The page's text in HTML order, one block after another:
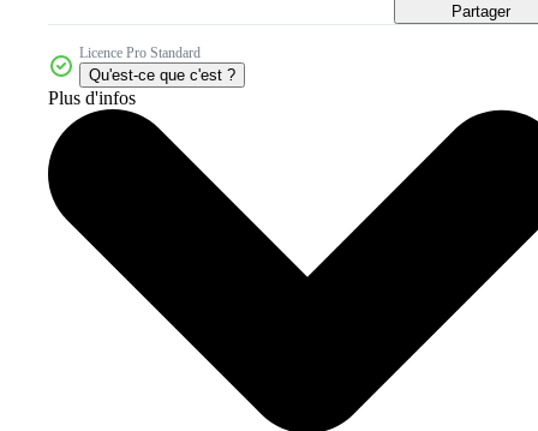
Partager
Licence Pro Standard
Qu'est-ce que c'est ?
Plus d'infos